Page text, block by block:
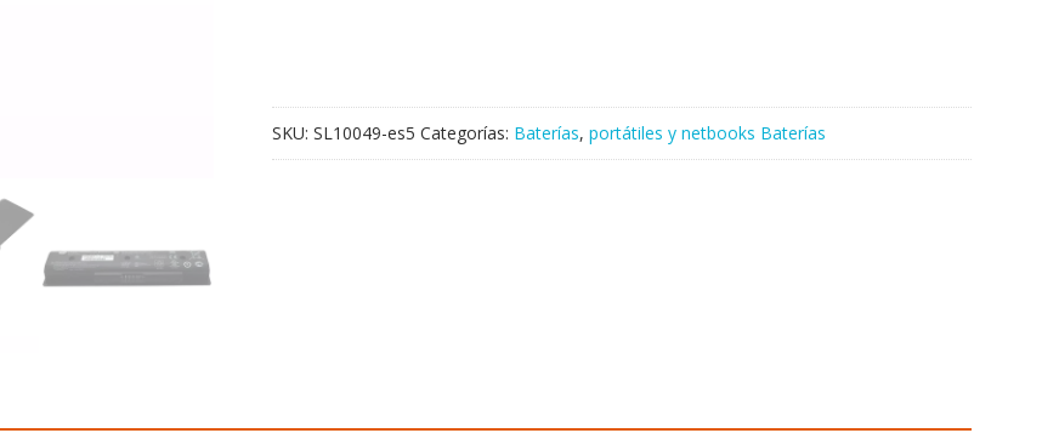
SKU: SL10049-es5 Categorías: Baterías, portátiles y netbooks Baterías